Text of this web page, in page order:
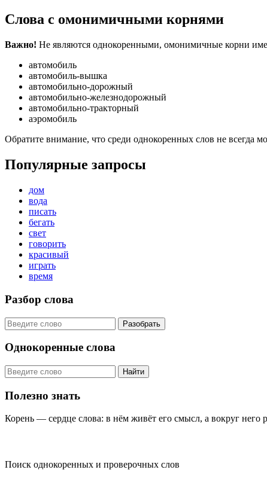
Слова с омонимичными корнями
Важно! Не являются однокоренными, омонимичные корни
автомобиль
автомобиль-вышка
автомобильно-дорожный
автомобильно-железнодорожный
автомобильно-тракторный
аэромобиль
Обратите внимание, что среди однокоренных слов не всегда
Популярные запросы
дом
вода
писать
бегать
свет
говорить
красивый
играть
время
Разбор слова
Разобрать
Однокоренные слова
Найти
Полезно знать
Корень — сердце слова: в нём живёт его смысл, а вокруг него
Поиск однокоренных и проверочных слов